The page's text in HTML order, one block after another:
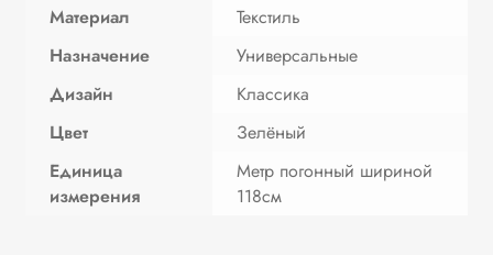
Материал
Текстиль
Назначение
Универсальные
Дизайн
Классика
Цвет
Зелёный
Единица
измерения
Метр погонный шириной
118см